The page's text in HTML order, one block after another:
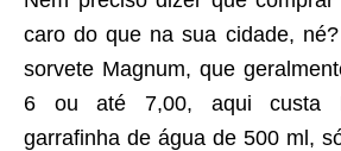
caro do que na sua cidade,
sorvete Magnum, que
6 ou até 7,00, aqui custa
garrafinha de água de 500 ml,